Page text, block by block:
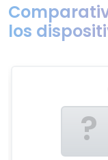
los
?